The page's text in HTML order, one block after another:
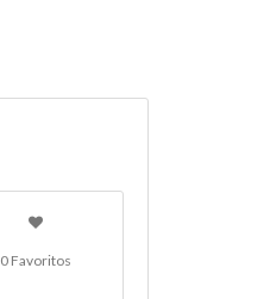
0 Favoritos